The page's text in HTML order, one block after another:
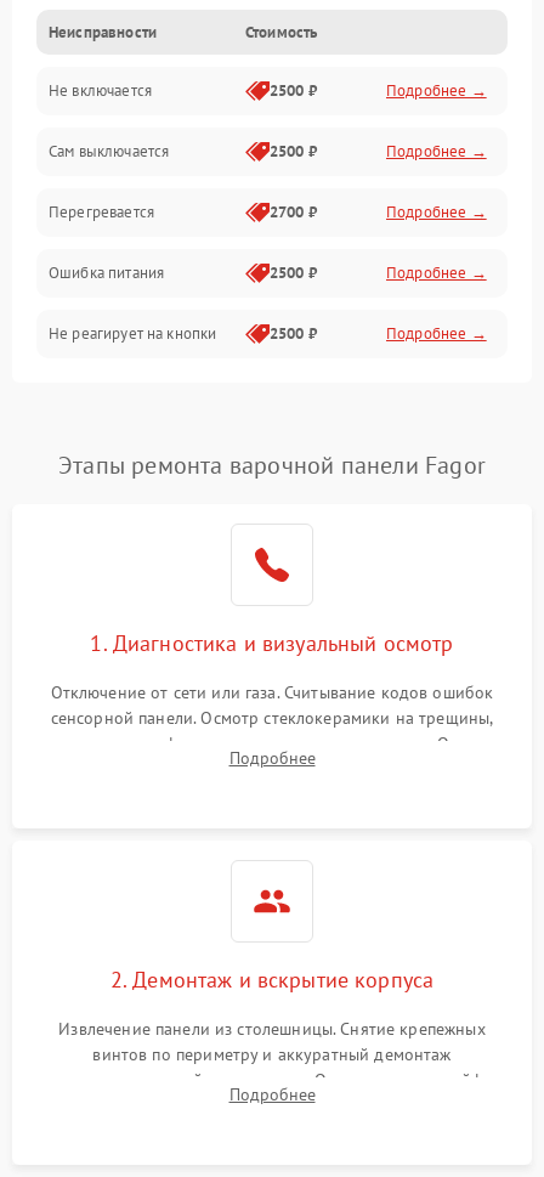
Неисправности Стоимость
Не включается 2500 ₽ Подробнее →
Сам выключается 2500 ₽ Подробнее →
Перегревается 2700 ₽ Подробнее →
Ошибка питания 2500 ₽ Подробнее →
Не реагирует на кнопки 2500 ₽ Подробнее →
Этапы ремонта варочной панели Fagor
1. Диагностика и визуальный осмотр
Отключение от сети или газа. Считывание кодов ошибок
сенсорной панели. Осмотр стеклокерамики на трещины,
проверка конфорок на равномерность нагрева. Опрос
клиента о симптомах (не включается, не видит посуду,
Подробнее
2. Демонтаж и вскрытие корпуса
Извлечение панели из столешницы. Снятие крепежных
винтов по периметру и аккуратный демонтаж
стеклокерамической поверхности. Отсоединение шлейфов
сенсорного блока для доступа к силовым платам, катушкам
Подробнее